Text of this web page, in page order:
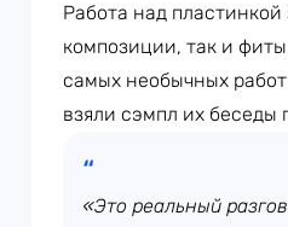
Работа над
композиции, так и
самых необычных
взяли сэмпл их беседы
«Это реальный